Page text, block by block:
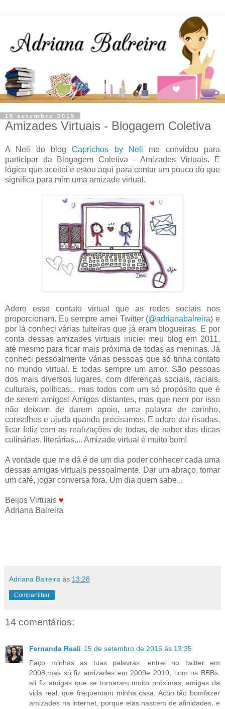
15 setembro 2015
Amizades Virtuais - Blogagem Coletiva
A Neli do blogCaprichos by Neli me convidou para
participar da Blogagem Coletiva - Amizades Virtuais. E
lógico que aceitei e estou aqui para contar um pouco do que
significa para mim uma amizade virtual.
Adoro esse contato virtual que as redes sociais nos
proporcionam. Eu sempre amei Twitter (@adrianabalreira) e
por lá conheci várias tuiteiras que já eram blogueiras. E por
conta dessas amizades virtuais iniciei meu blog em 2011,
até mesmo para ficar mais próxima de todas as meninas. Já
conheci pessoalmente várias pessoas que só tinha contato
no mundo virtual. E todas sempre um amor. São pessoas
dos mais diversos lugares, com diferenças sociais, raciais,
culturais, políticas... mas todos com um só propósito que é
de serem amigos! Amigos distantes, mas que nem por isso
não deixam de darem apoio, uma palavra de carinho,
conselhos e ajuda quando precisamos. E adoro dar risadas,
ficar feliz com as realizações de todas, de saber das dicas
culinárias, literárias.... Amizade virtual é muito bom!
A vontade que me dá é de um dia poder conhecer cada uma
dessas amigas virtuais pessoalmente. Dar um abraço, tomar
um café, jogar conversa fora. Um dia quem sabe...
Beijos Virtuais ♥
Adriana Balreira
Adriana Balreira às 13:28
Compartilhar
14 comentários:
Fernanda Reali 15 de setembro de 2015 às 13:35
Faço minhas as tuas palavras. entrei no twitter em
2008,mas só fiz amizades em 2009e 2010, com os BBBs.
ali fiz amigas que se tornaram muito próximas, amigas da
vida real, que frequentam minha casa. Acho tão bomfazer
amizades na internet, porque elas nascem de afinidades, e